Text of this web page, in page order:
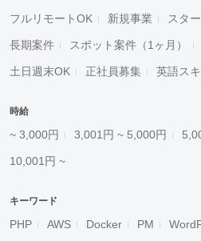
フルリモートOK 新規事業 スタ
長期案件 スポット案件（1ヶ月）
土日週末OK 正社員募集 英語ス
時給
~ 3,000円 3,001円 ~ 5,000円
10,001円 ~
キーワード
PHP AWS Docker PM